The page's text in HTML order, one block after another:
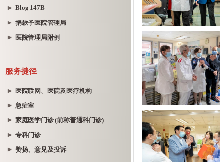
Blog 147B
捐款予医院管理局
医院管理局附例
服务捷径
医院联网、医院及医疗机构
急症室
家庭医学门诊 (前称普通科门诊)
专科门诊
赞扬、意见及投诉